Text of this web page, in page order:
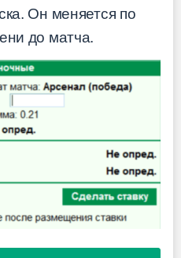
Он меняется по
до матча.